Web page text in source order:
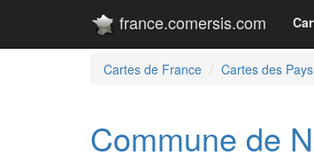
france.comersis.com
Cartes de France Cartes des
Commune de